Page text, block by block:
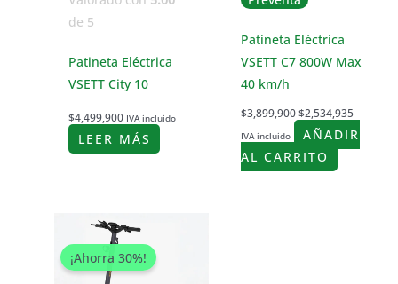
de 5
Patineta Eléctrica
VSETT City 10
$4,499,900 IVA incluido
LEER MÁS
Patineta Eléctrica
VSETT C7 800W Max
40 km/h
$3,899,900$2,534,935
IVA incluido
AÑADIR
AL CARRITO
¡Ahorra 30%!
precio
original
era:
$4,599,900.